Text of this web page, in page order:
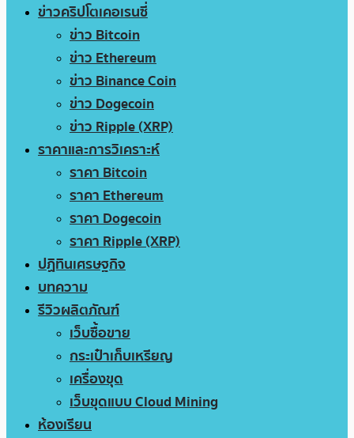
ข่าวคริปโตเคอเรนซี่
ข่าว Bitcoin
ข่าว Ethereum
ข่าว Binance Coin
ข่าว Dogecoin
ข่าว Ripple (XRP)
ราคาและการวิเคราะห์
ราคา Bitcoin
ราคา Ethereum
ราคา Dogecoin
ราคา Ripple (XRP)
ปฏิทินเศรษฐกิจ
บทความ
รีวิวผลิตภัณฑ์
เว็บซื้อขาย
กระเป๋าเก็บเหรียญ
เครื่องขุด
เว็บขุดแบบ Cloud Mining
ห้องเรียน